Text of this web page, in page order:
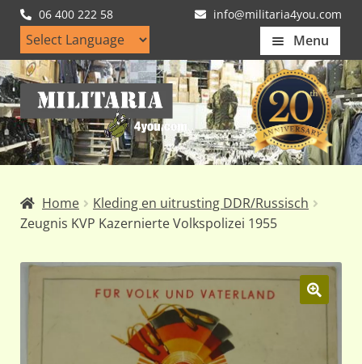
06 400 222 58 info@militaria4you.com
Menu
Home
Artikelen
Nieuws
Klantfotos
Ga
door
naar
navigatie
Ga
naar
de
inhoud
Home
Kleding en uitrusting DDR/Russisch
Zeugnis KVP Kazernierte Volkspolizei 1955